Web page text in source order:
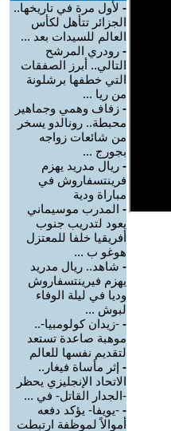
- لأول مرة في تاريخها..
الجزائر تتأهل لكأس
العالم للسيدات بعد ...
- رودري المرشح
التالي.. أبرز الصفقات
التي خطفها برشلونة
من ريا ...
- زفاف وهمي وجماهير
محبطة.. رونالدو يسخر
من شائعات زواجه
بجورج ...
- ريال مدريد يهزم
فرينتسفاروش في
مباراة ودية
- المدرب موسيماني
يعود لتدريب جنوب
أفريقيا خلفا للمعتزل
هوغو ب ...
- شاهد.. ريال مدريد
يهزم فيرينتسفاروش
وديا في ليلة الوفاء
لبوش ...
- -زيدان كولومبيا-..
موهبة صاعدة تستعد
لتقديم نفسها للعالم
- إثر مأساة فيغار..
الاتحاد الإنجليزي يحظر
-الجدار القاتل- في ...
- -يويفا- يؤكد دفعه
أموالاً لموظفة ارتبطت